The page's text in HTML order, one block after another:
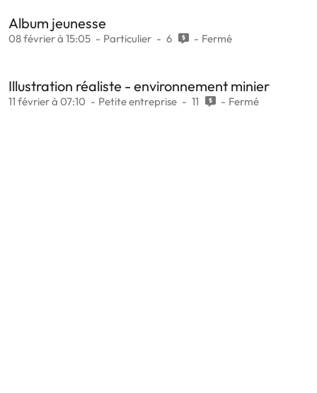
Album jeunesse
08 février à 15:05 Particulier 6 Fermé
Illustration réaliste - environnement minier
11 février à 07:10 Petite entreprise 11 Fermé